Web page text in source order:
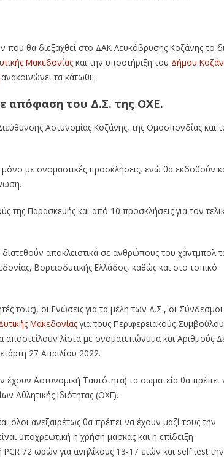
θα διεξαχθεί στο ΔΑΚ Λευκόβρυσης Κοζάνης το
Μακεδονίας και την υποστήριξη του Δήμου
ανακοινώνει τα κάτωθι:
απόφαση του Δ.Σ. της ΟΧΕ.
Αστυνομίας Κοζάνης, της Ομοσπονδίας και
με ονομαστικές προσκλήσεις, ενώ θα εκδοθούν
της Παρασκευής και από 10 προσκλήσεις για τον
αποκλειστικά σε ανθρώπους του χάντμπολ
Βορειοδυτικής Ελλάδος, καθώς και στο τοπικό
τους), οι Ενώσεις για τα μέλη των Δ.Σ., οι Σύνδεσμοι
Μακεδονίαςγια τους Περιφερειακούς
λίστα με ονοματεπώνυμα και Αριθμούς
27 Απριλίου 2022.
έχουν Αστυνομική Ταυτότητα) τα σωματεία θα πρέπει
Αθλητικής Ιδιότητας (ΟΧΕ).
όλοι ανεξαιρέτως θα πρέπει να έχουν μαζί τους την
υποχρεωτική η χρήση μάσκας και η επίδειξη
72 ωρών για ανηλίκους 13-17 ετών και self test